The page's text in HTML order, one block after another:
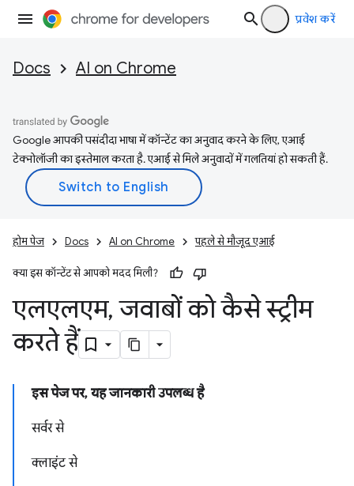
प्रवेश करें
Docs AI on Chrome
Google आपकी पसंदीदा भाषा में कॉन्टेंट का अनुवाद करने के लिए, एआई
टेक्नोलॉजी का इस्तेमाल करता है. एआई से मिले अनुवादों में गलतियां हो सकती हैं.
होम पेज Docs AI on Chrome पहले से मौजूद एआई
क्या इस कॉन्टेंट से आपको मदद मिली?
एलएलएम, जवाबों को कैसे स्ट्रीम
करते हैं
इस पेज पर, यह जानकारी उपलब्ध है
सर्वर से
क्लाइंट से